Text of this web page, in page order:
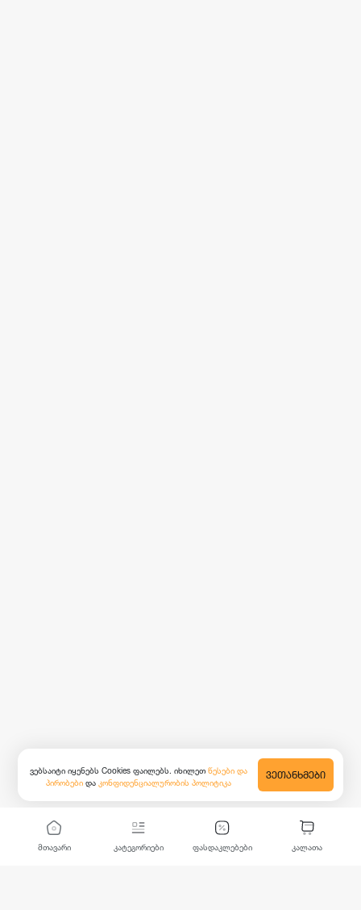
მთავარი კატეგორიები ფასდაკლებები კალათა
ვებსაიტი იყენებს Cookies ფაილებს. იხილეთ წესები და
პირობები და კონფიდენციალურობის პოლიტიკა
ᲕᲔᲗᲐᲜᲮᲛᲔᲑᲘ